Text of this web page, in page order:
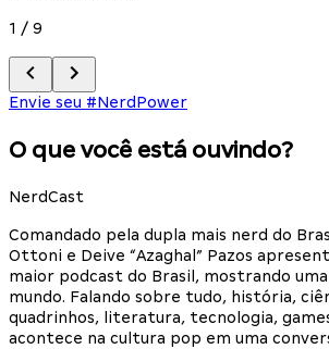
1 / 9
Envie seu #NerdPower
O que você está ouvindo?
NerdCast
Comandado pela dupla mais nerd do
Ottoni e Deive “Azaghal” Pazos
maior podcast do Brasil, mostrando
mundo. Falando sobre tudo, história,
quadrinhos, literatura, tecnologia,
acontece na cultura pop em uma